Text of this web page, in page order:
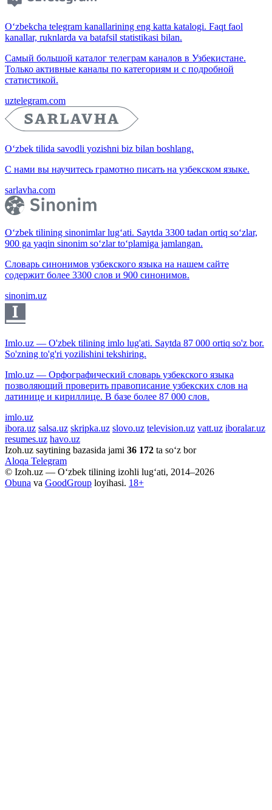
O‘zbekcha telegram kanallarining eng katta katalogi. Faqt faol
kanallar, ruknlarda va batafsil statistikasi bilan.
Самый большой каталог телеграм каналов в Узбекистане.
Только активные каналы по категориям и с подробной
статистикой.
uztelegram.com
O‘zbek tilida savodli yozishni biz bilan boshlang.
С нами вы научитесь грамотно писать на узбекском языке.
sarlavha.com
O‘zbek tilining sinonimlar lug‘ati. Saytda 3300 tadan ortiq so‘zlar,
900 ga yaqin sinonim so‘zlar to‘plamiga jamlangan.
Словарь синонимов узбекского языка на нашем сайте
содержит более 3300 слов и 900 синонимов.
sinonim.uz
Imlo.uz — O'zbek tilining imlo lug'ati. Saytda 87 000 ortiq so'z bor.
So'zning to'g'ri yozilishini tekshiring.
Imlo.uz — Орфографический словарь узбекского языка
позволяющий проверить правописание узбекских слов на
латинице и кириллице. В базе более 87 000 слов.
imlo.uz
ibora.uz salsa.uz skripka.uz slovo.uz television.uz vatt.uz iboralar.uz
resumes.uz havo.uz
Izoh.uz saytining bazasida jami 36 172 ta so‘z bor
Aloqa Telegram
© Izoh.uz — O‘zbek tilining izohli lug‘ati, 2014–2026
Obuna va GoodGroup loyihasi. 18+